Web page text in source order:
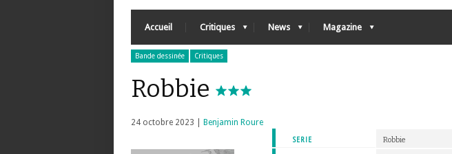
Accueil Critiques News Magazine
Bande dessinée Critiques
Robbie
24 octobre 2023 |
Benjamin Roure
SERIE
Robbie